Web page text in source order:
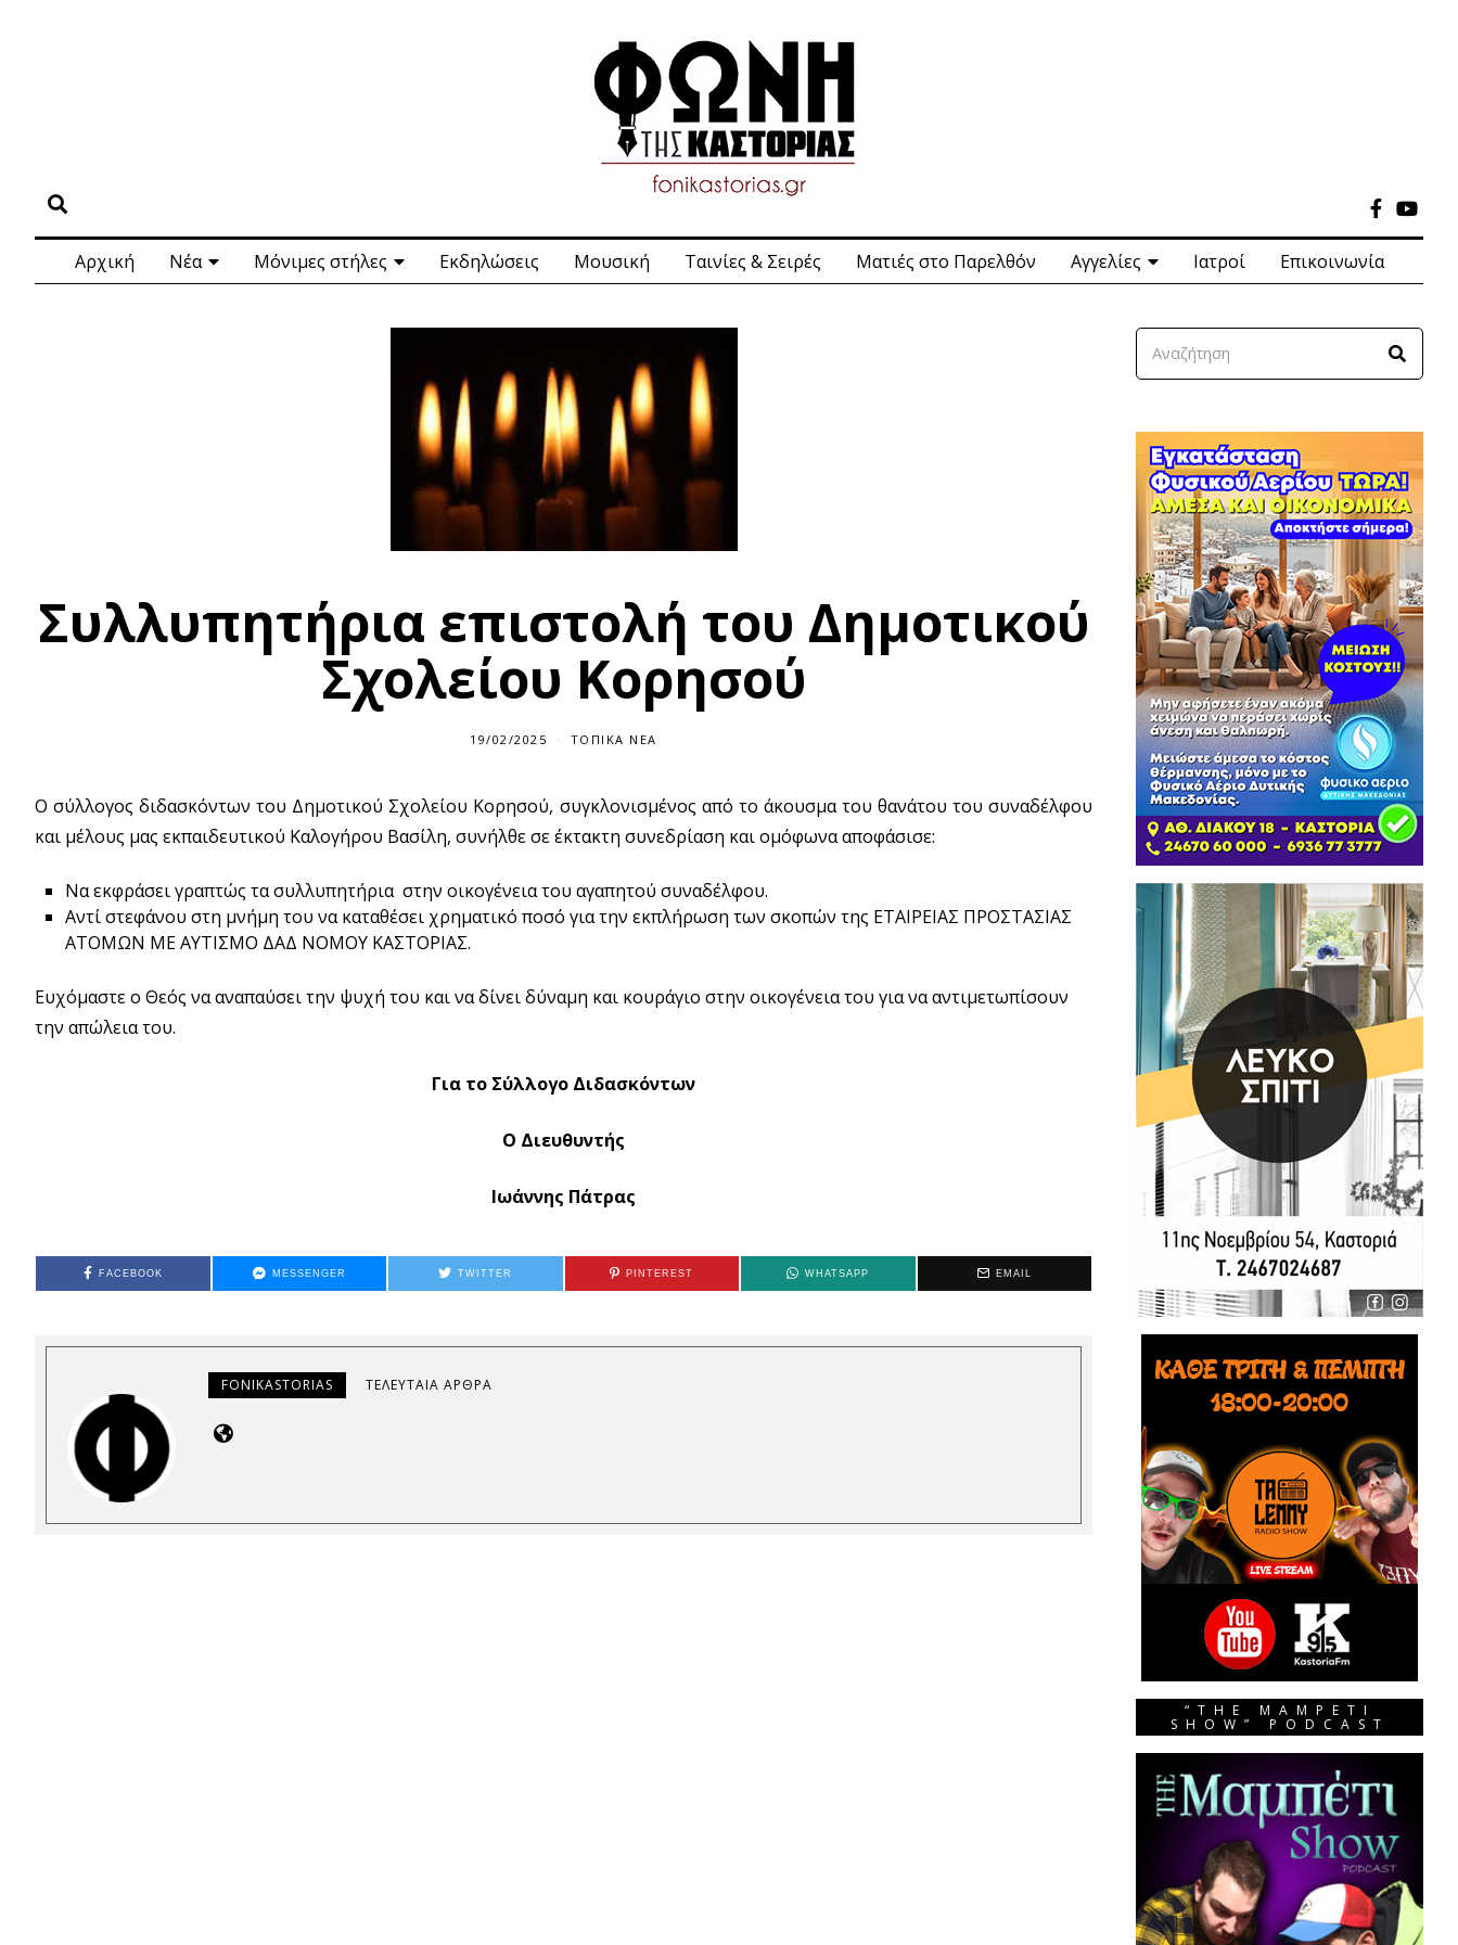
Αρχική Νέα Μόνιμες στήλες Εκδηλώσεις Μουσική Ταινίες & Σειρές Ματιές στο Παρελθόν Αγγελίες Ιατροί Επικοινωνία
Συλλυπητήρια επιστολή του Δημοτικού
Σχολείου Κορησού
19/02/2025
2
/
2
5
ΤΟΠΙΚΆ ΝΈΑ
Ο σύλλογος διδασκόντων του Δημοτικού Σχολείου Κορησού, συγκλονισμένος από το άκουσμα του θανάτου του συναδέλφου
και μέλους μας εκπαιδευτικού Καλογήρου Βασίλη, συνήλθε σε έκτακτη συνεδρίαση και ομόφωνα αποφάσισε:
Να εκφράσει γραπτώς τα συλλυπητήρια στην οικογένεια του αγαπητού συναδέλφου.
Αντί στεφάνου στη μνήμη του να καταθέσει χρηματικό ποσό για την εκπλήρωση των σκοπών της ΕΤΑΙΡΕΙΑΣ ΠΡΟΣΤΑΣΙΑΣ
ΑΤΟΜΩΝ ΜΕ ΑΥΤΙΣΜΟ ΔΑΔ ΝΟΜΟΥ ΚΑΣΤΟΡΙΑΣ.
Ευχόμαστε ο Θεός να αναπαύσει την ψυχή του και να δίνει δύναμη και κουράγιο στην οικογένεια του για να αντιμετωπίσουν
την απώλεια του.
Για το Σύλλογο Διδασκόντων
Ο Διευθυντής
Ιωάννης Πάτρας
FACEBOOK MESSENGER TWITTER PINTEREST WHATSAPP EMAIL
FONIKASTORIAS ΤΕΛΕΥΤΑΊΑ ΆΡΘΡΑ
“THE MAMPETI
SHOW” PODCAST